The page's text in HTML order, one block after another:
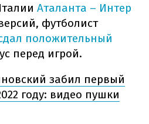
Аталанта – Интер
футболист
положительный
перед игрой.
забил первый
году: видео пушки